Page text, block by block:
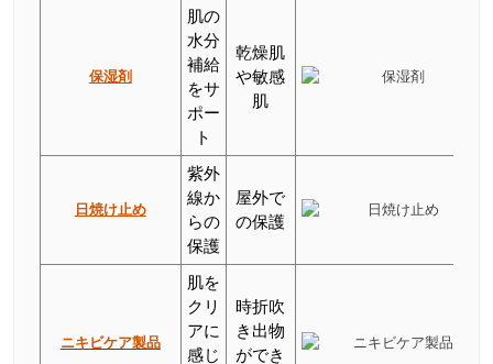
保湿剤
肌の
水分
補給
をサ
ポー
ト
乾燥肌
や敏感
肌
日焼け止め
紫外
線か
らの
保護
屋外で
の保護
ニキビケア製品
肌を
クリ
アに
感じ
時折吹
き出物
ができ